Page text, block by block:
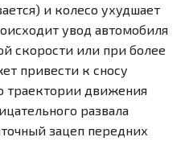
и колесо ухудшает
увод автомобиля
скорости или при более
привести к сносу
траектории движения
развала
зацеп передних